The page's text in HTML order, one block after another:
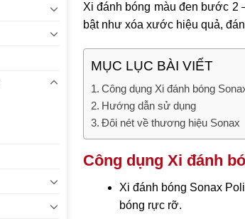
Xi đánh bóng màu đen bước 2
bật như xóa xước hiệu quả,
MỤC LỤC BÀI VIẾT
Công dụng Xi đánh bóng
Hướng dẫn sử dụng
Đôi nét về thương hiệu Sonax
Công dụng Xi đánh
Xi đánh bóng Sonax
bóng rực rỡ.